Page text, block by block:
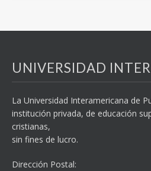
UNIVERSIDAD
La Universidad Interamericana de
institución privada, de educación
cristianas,
sin fines de lucro.
Dirección Postal: